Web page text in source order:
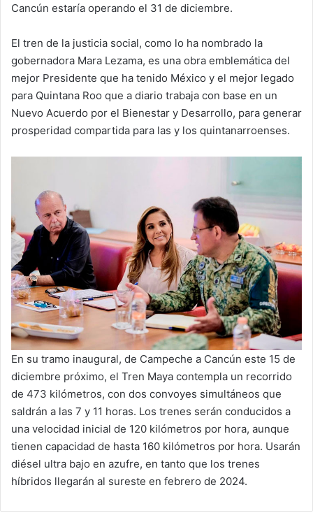
Cancún estaría operando el 31 de diciembre.
El tren de la justicia social, como lo ha nombrado la
gobernadora Mara Lezama, es una obra emblemática del
mejor Presidente que ha tenido México y el mejor legado
para Quintana Roo que a diario trabaja con base en un
Nuevo Acuerdo por el Bienestar y Desarrollo, para generar
prosperidad compartida para las y los quintanarroenses.
En su tramo inaugural, de Campeche a Cancún este 15 de
diciembre próximo, el Tren Maya contempla un recorrido
de 473 kilómetros, con dos convoyes simultáneos que
saldrán a las 7 y 11 horas. Los trenes serán conducidos a
una velocidad inicial de 120 kilómetros por hora, aunque
tienen capacidad de hasta 160 kilómetros por hora. Usarán
diésel ultra bajo en azufre, en tanto que los trenes
híbridos llegarán al sureste en febrero de 2024.